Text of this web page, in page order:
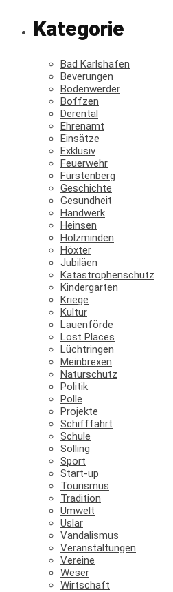
Kategorie
Bad Karlshafen
Beverungen
Bodenwerder
Boffzen
Derental
Ehrenamt
Einsätze
Exklusiv
Feuerwehr
Fürstenberg
Geschichte
Gesundheit
Handwerk
Heinsen
Holzminden
Höxter
Jubiläen
Katastrophenschutz
Kindergarten
Kriege
Kultur
Lauenförde
Lost Places
Lüchtringen
Meinbrexen
Naturschutz
Politik
Polle
Projekte
Schifffahrt
Schule
Solling
Sport
Start-up
Tourismus
Tradition
Umwelt
Uslar
Vandalismus
Veranstaltungen
Vereine
Weser
Wirtschaft